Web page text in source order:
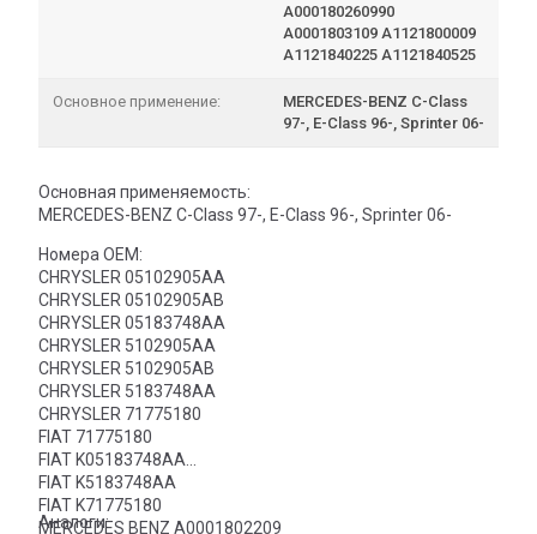
A000180260990
A0001803109 A1121800009
A1121840225 A1121840525
Основное применение:
MERCEDES-BENZ C-Class
97-, E-Class 96-, Sprinter 06-
Основная применяемость:
MERCEDES-BENZ C-Class 97-, E-Class 96-, Sprinter 06-
Номера OEM:
CHRYSLER 05102905AA
CHRYSLER 05102905AB
CHRYSLER 05183748AA
CHRYSLER 5102905AA
CHRYSLER 5102905AB
CHRYSLER 5183748AA
CHRYSLER 71775180
FIAT 71775180
FIAT K05183748AA
FIAT K5183748AA
FIAT K71775180
MERCEDES BENZ A0001802209
Аналоги: